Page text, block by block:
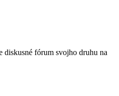
diskusné fórum svojho druhu na